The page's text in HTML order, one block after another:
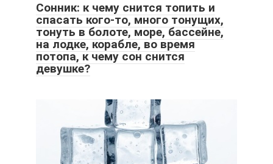
Сонник: к чему снится топить и
спасать кого-то, много тонущих,
тонуть в болоте, море, бассейне,
на лодке, корабле, во время
потопа, к чему сон снится
девушке?